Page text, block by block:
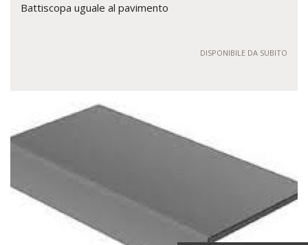
Battiscopa uguale al pavimento
DISPONIBILE DA SUBITO